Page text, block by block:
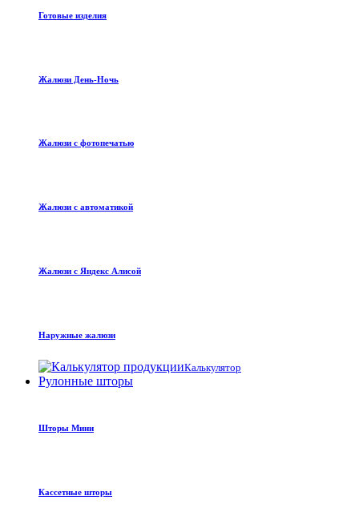
Готовые изделия
Жалюзи День-Ночь
Жалюзи с фотопечатью
Жалюзи с автоматикой
Жалюзи с Яндекс Алисой
Наружные жалюзи
Калькулятор
Рулонные шторы
Шторы Мини
Кассетные шторы